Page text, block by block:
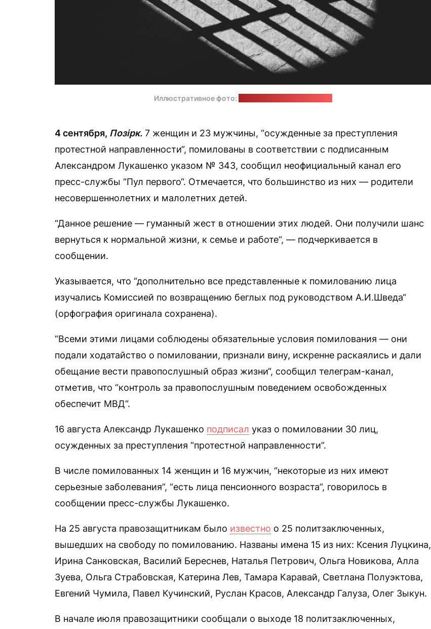
Иллюстративное фото:
4 сентября, Позірк. 7 женщин и 23 мужчины, “осужденные за преступления
протестной направленности“, помилованы в соответствии с подписанным
Александром Лукашенко указом № 343, сообщил неофициальный канал его
пресс-службы “Пул первого“. Отмечается, что большинство из них — родители
несовершеннолетних и малолетних детей.
“Данное решение — гуманный жест в отношении этих людей. Они получили шанс
вернуться к нормальной жизни, к семье и работе“, — подчеркивается в
сообщении.
Указывается, что “дополнительно все представленные к помилованию лица
изучались Комиссией по возвращению беглых под руководством А.И.Шведа“
(орфография оригинала сохранена).
“Всеми этими лицами соблюдены обязательные условия помилования — они
подали ходатайство о помиловании, признали вину, искренне раскаялись и дали
обещание вести правопослушный образ жизни“, сообщил телеграм-канал,
отметив, что “контроль за правопослушным поведением освобожденных
обеспечит МВД“.
16 августа Александр Лукашенко подписал указ о помиловании 30 лиц,
осужденных за преступления “протестной направленности”.
В числе помилованных 14 женщин и 16 мужчин, “некоторые из них имеют
серьезные заболевания”, “есть лица пенсионного возраста”, говорилось в
сообщении пресс-службы Лукашенко.
На 25 августа правозащитникам было известно о 25 политзаключенных,
вышедших на свободу по помилованию. Названы имена 15 из них: Ксения Луцкина,
Ирина Санковская, Василий Береснев, Наталья Петрович, Ольга Новикова, Алла
Зуева, Ольга Страбовская, Катерина Лев, Тамара Каравай, Светлана Полуэктова,
Евгений Чумила, Павел Кучинский, Руслан Красов, Александр Галуза, Олег Зыкун.
В начале июля правозащитники сообщали о выходе 18 политзаключенных,